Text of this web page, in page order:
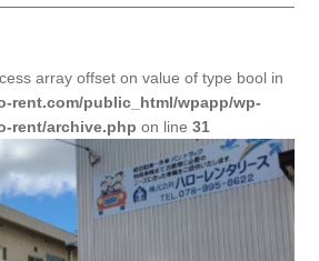
array offset on value of type bool in
rent.com/public_html/wpapp/wp-
rent/archive.php on line31